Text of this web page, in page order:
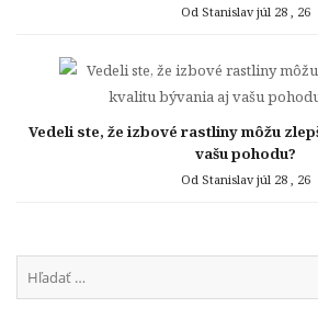
Od Stanislavjúl 28 , 26
Vedeli ste, že izbové rastliny môžu
vašu pohodu?
Od Stanislavjúl 28 , 26